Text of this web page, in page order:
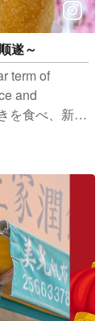
遂～
term of
and
を食べ、新し
입춘 때 꼭 먹
溪东路与振兴
址：台中市
字号王家润
只要
在大玩台中
#taiwan
#観光 #旅行 #